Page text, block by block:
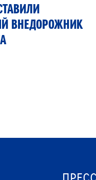
ВНЕДОРОЖНИК